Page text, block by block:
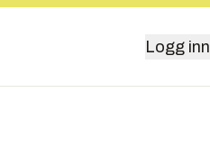
Logg inn